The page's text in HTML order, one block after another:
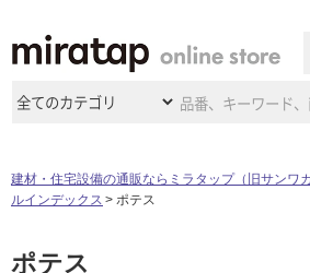
商品カテゴリ
施工事例
建材・住宅設備の通販ならミラタップ（旧サンワ
ルインデックス
ポテス
ポテス